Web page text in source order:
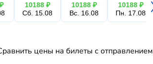
10188 ₽
Сб. 15.08
10188 ₽
Вс. 16.08
10188 ₽
Пн. 17.08
цены на билеты с отправлением